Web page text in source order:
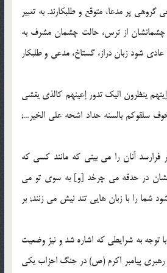
پر مدعا، متوقع و طلبکارند. به تعبیر
چشمانشان از ترس، حالت چشمان مشرف به
شود زبان دراز، گستاخ، مدعى و طلبکار
ینظرون الیک تدور إعینهم کالذى یغشى
سلقوکم بالسنه حداد اشحه على الخیر…;
فرارسد آنان را مى بینى که مانند کسى که
در حدقه مى چرخد [و] به سوى تو مى
شما را با زبان هایى تند نیش مى زنند; بر
به شرایطى که اشاره شد و نیز وضعیت
رهبرى پیامبر اکرم (ص) در جنگ احزاب یکى